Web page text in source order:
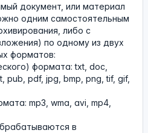
документ, или материал
одним самостоятельным
либо с
по одному из двух
форматов:
формата: txt, doc,
pub, pdf, jpg, bmp, png, tif, gif,
mp3, wma, avi, mp4,
в